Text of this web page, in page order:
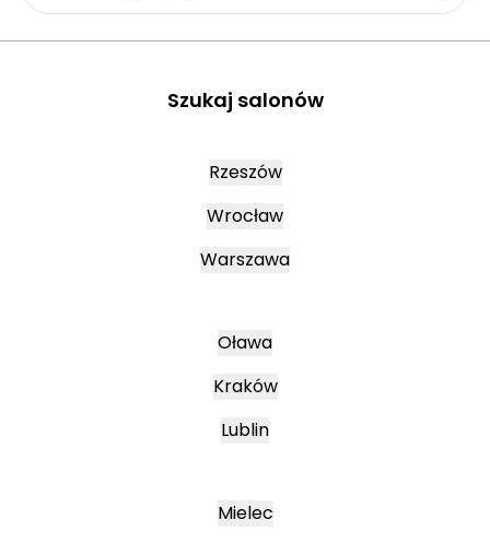
Szukaj salonów
Rzeszów
Wrocław
Warszawa
Oława
Kraków
Lublin
Mielec